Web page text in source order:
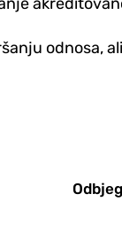
odnosa,